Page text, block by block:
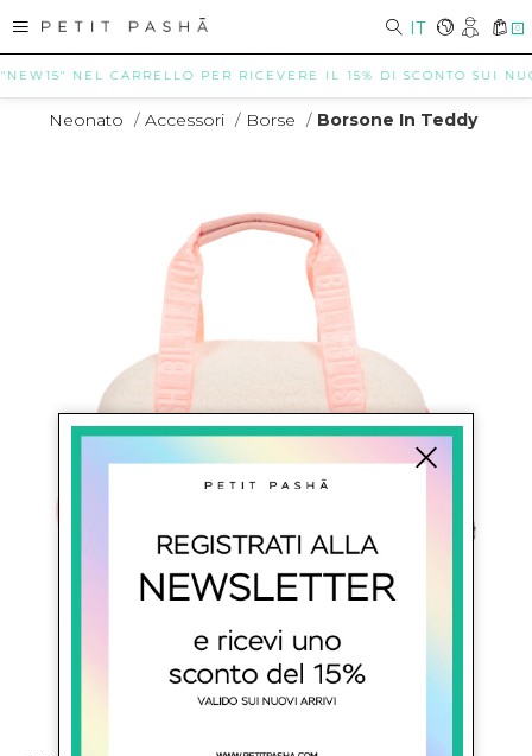
IT 0
NEL CARRELLO PER RICEVERE IL 15% DI SCONTO SUI
Neonato / Accessori / Borse / Borsone In Teddy